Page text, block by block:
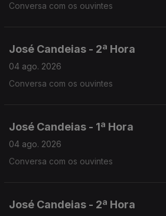
Conversa com os ouvintes
José Candeias - 2ª Hora
04 ago. 2026
Conversa com os ouvintes
José Candeias - 1ª Hora
04 ago. 2026
Conversa com os ouvintes
José Candeias - 2ª Hora